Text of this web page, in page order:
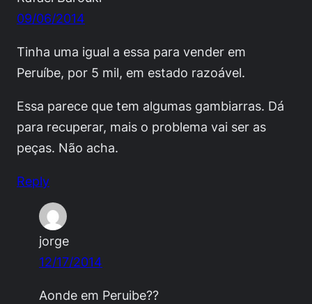
09/06/2014
Tinha uma igual a essa para vender em
Peruíbe, por 5 mil, em estado razoável.
Essa parece que tem algumas gambiarras. Dá
para recuperar, mais o problema vai ser as
peças. Não acha.
Reply
jorge
12/17/2014
Aonde em Peruibe??